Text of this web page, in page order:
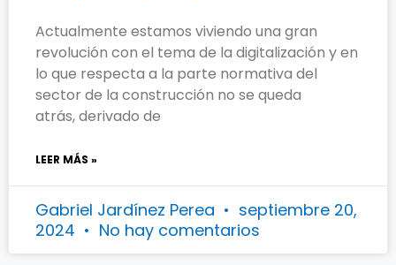
Actualmente estamos viviendo una gran
revolución con el tema de la digitalización y en
lo que respecta a la parte normativa del
sector de la construcción no se queda
atrás, derivado de
LEER MÁS »
Gabriel Jardínez Perea
septiembre 20,
2024
No hay comentarios